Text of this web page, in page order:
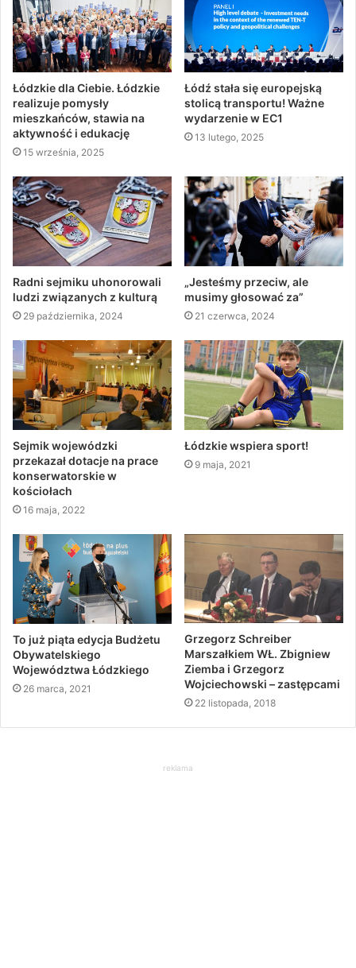
Łódzkie dla Ciebie. Łódzkie
realizuje pomysły
mieszkańców, stawia na
aktywność i edukację
15 września, 2025
Łódź stała się europejską
stolicą transportu! Ważne
wydarzenie w EC1
13 lutego, 2025
Radni sejmiku uhonorowali
ludzi związanych z kulturą
29 października, 2024
„Jesteśmy przeciw, ale
musimy głosować za”
21 czerwca, 2024
Sejmik wojewódzki
przekazał dotacje na prace
konserwatorskie w
kościołach
16 maja, 2022
Łódzkie wspiera sport!
9 maja, 2021
To już piąta edycja Budżetu
Obywatelskiego
Województwa Łódzkiego
26 marca, 2021
Grzegorz Schreiber
Marszałkiem WŁ. Zbigniew
Ziemba i Grzegorz
Wojciechowski – zastępcami
22 listopada, 2018
reklama